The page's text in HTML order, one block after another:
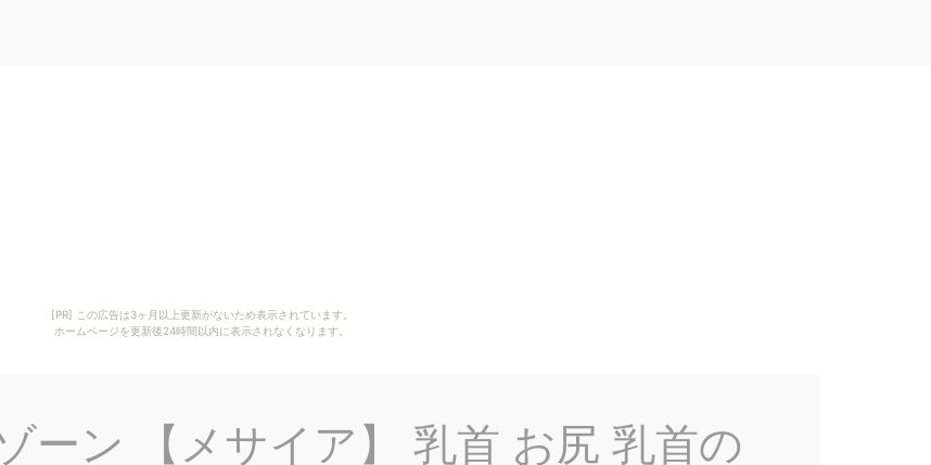
[PR] この広告は3ヶ月以上更新がないため表示されています。
ホームページを更新後24時間以内に表示されなくなります。
ーン 【メサイア】 乳首 お尻 乳首の